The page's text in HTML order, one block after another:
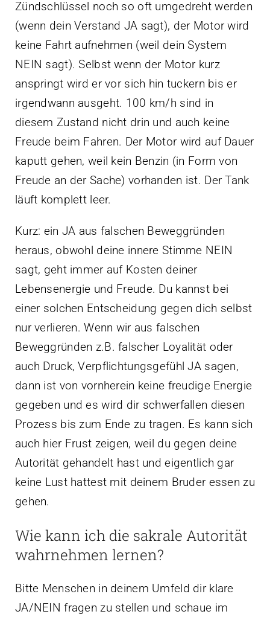
Zündschlüssel noch so oft umgedreht werden
(wenn dein Verstand JA sagt), der Motor wird
keine Fahrt aufnehmen (weil dein System
NEIN sagt). Selbst wenn der Motor kurz
anspringt wird er vor sich hin tuckern bis er
irgendwann ausgeht. 100 km/h sind in
diesem Zustand nicht drin und auch keine
Freude beim Fahren. Der Motor wird auf Dauer
kaputt gehen, weil kein Benzin (in Form von
Freude an der Sache) vorhanden ist. Der Tank
läuft komplett leer.
Kurz: ein JA aus falschen Beweggründen
heraus, obwohl deine innere Stimme NEIN
sagt, geht immer auf Kosten deiner
Lebensenergie und Freude. Du kannst bei
einer solchen Entscheidung gegen dich selbst
nur verlieren. Wenn wir aus falschen
Beweggründen z.B. falscher Loyalität oder
auch Druck, Verpflichtungsgefühl JA sagen,
dann ist von vornherein keine freudige Energie
gegeben und es wird dir schwerfallen diesen
Prozess bis zum Ende zu tragen. Es kann sich
auch hier Frust zeigen, weil du gegen deine
Autorität gehandelt hast und eigentlich gar
keine Lust hattest mit deinem Bruder essen zu
gehen.
Wie kann ich die sakrale Autorität
wahrnehmen lernen?
Bitte Menschen in deinem Umfeld dir klare
JA/NEIN fragen zu stellen und schaue im